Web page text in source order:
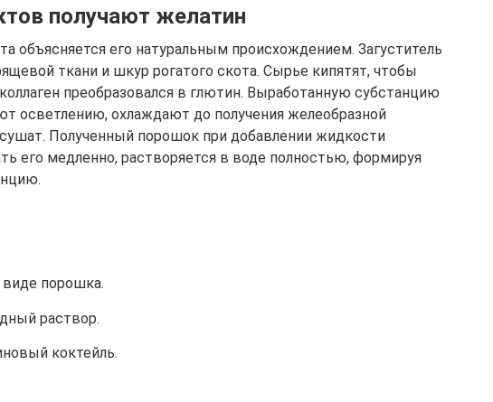
получают желатин
объясняется его натуральным происхождением. Загуститель
ткани и шкур рогатого скота. Сырье кипятят, чтобы
преобразовался в глютин. Выработанную субстанцию
осветлению, охлаждают до получения желеобразной
Полученный порошок при добавлении жидкости
его медленно, растворяется в воде полностью, формируя
виде порошка.
раствор.
коктейль.